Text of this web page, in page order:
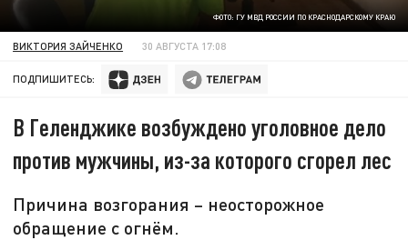
ФОТО: ГУ МВД РОССИИ ПО КРАСНОДАРСКОМУ КРАЮ
ВИКТОРИЯ ЗАЙЧЕНКО 30 АВГУСТА 17:08
ПОДПИШИТЕСЬ:
В Геленджике возбуждено уголовное дело
против мужчины, из-за которого сгорел лес
Причина возгорания – неосторожное
обращение с огнём.